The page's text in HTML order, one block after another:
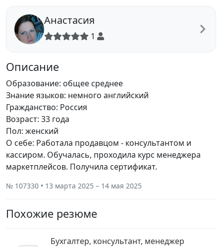
Анастасия
1
Описание
Образование: общее среднее
Знание языков: немного английский
Гражданство: Россия
Возраст: 33 года
Пол: женский
О себе: Работала продавцом - консультантом и
кассиром. Обучалась, проходила курс менеджера
маркетплейсов. Получила сертификат.
№ 107330 • 13 марта 2025 – 14 мая 2025
Похожие резюме
Бухгалтер, консультант, менеджер